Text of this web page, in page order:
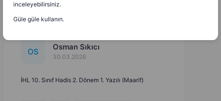
OS Osman Sıkıcı
30.03.2026
İHL 10. Sınıf Hadis 2. Dönem 1. Yazılı (Maarif)
inceleyebilirsiniz.
Güle güle kullanın.